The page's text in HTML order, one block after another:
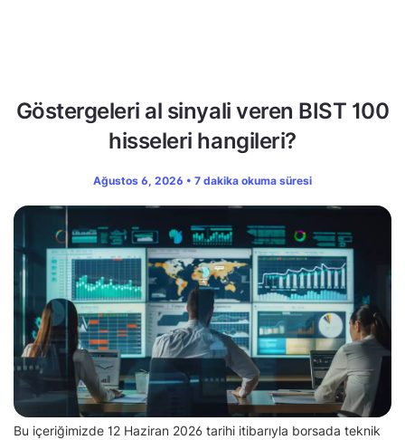
Göstergeleri al sinyali veren BIST 100
hisseleri hangileri?
Ağustos 6, 2026 • 7 dakika okuma süresi
Bu içeriğimizde 12 Haziran 2026 tarihi itibarıyla borsada teknik